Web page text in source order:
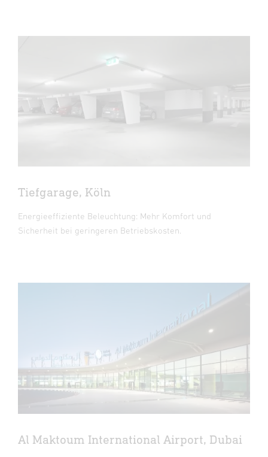
Tiefgarage, Köln
Energieeffiziente Beleuchtung: Mehr Komfort und
Sicherheit bei geringeren Betriebskosten.
Al Maktoum International Airport, Dubai